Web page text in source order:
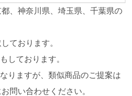
、神奈川県、埼玉県、千葉県の
ております。
しております。
りますが、類似商品のご提案は
問い合わせください。